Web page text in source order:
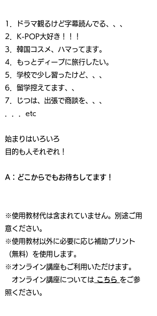
1．ドラマ観るけど字幕読んでる、、、
2．K-POP大好き！！！
3．韓国コスメ、ハマってます。
4．もっとディープに旅行したい。
5．学校で少し習ったけど、、、
6．留学控えてます、、
7．じつは、出張で商談を、、、
．．．etc
始まりはいろいろ
目的も人それぞれ！
A：どこからでもお待ちしてます！
※使用教材代は含まれていません。別途ご用
意ください。
※使用教材以外に必要に応じ補助プリント
（無料）を使用します。
​※オンライン講座もご利用いただけます。​
オンライン講座については こちら をご参
照ください。